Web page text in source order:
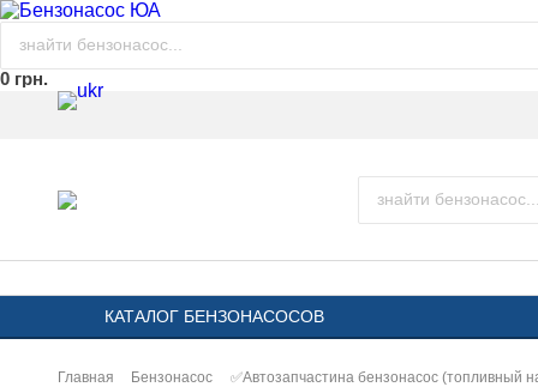
0 грн.
КАТАЛОГ БЕНЗОНАСОСОВ
Главная Бензонасос ✅Автозапчастина бензонасос (топливный